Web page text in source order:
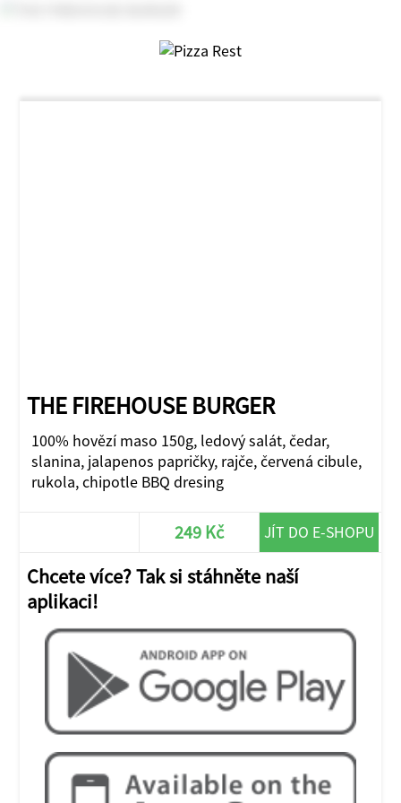
THE FIREHOUSE BURGER
100% hovězí maso 150g, ledový salát, čedar,
slanina, jalapenos papričky, rajče, červená cibule,
rukola, chipotle BBQ dresing
249 Kč JÍT DO E-SHOPU
Chcete více? Tak si stáhněte naší
aplikaci!